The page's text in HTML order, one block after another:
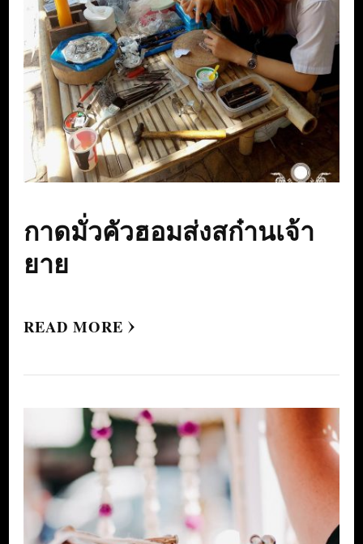
กาดมั่วคัวฮอมส่งสก๋านเจ้า
ยาย
READ MORE